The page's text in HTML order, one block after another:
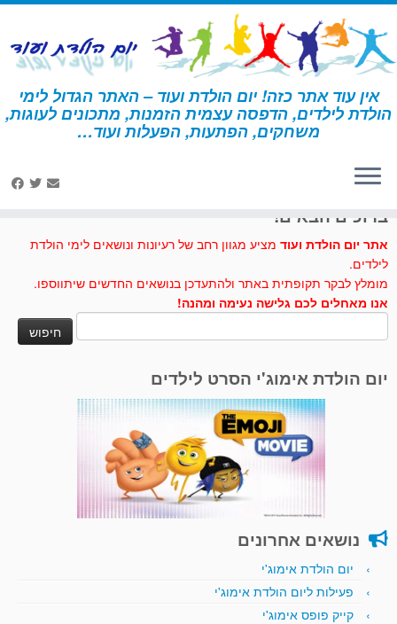
דלג
לתוכן
אין עוד אתר כזה! יום הולדת ועוד – האתר הגדול לימי
הולדת לילדים, הדפסה עצמית הזמנות, מתכונים לעוגות,
משחקים, הפתעות, הפעלות ועוד… דף הבית » עוגיות שיבולת שועל
ברוכים הבאים!
אתר יום הולדת ועוד מציע מגוון רחב של רעיונות ונושאים לימי הולדת
לילדים.
מומלץ לבקר תקופתית באתר ולהתעדכן בנושאים החדשים שיתווספו.
אנו מאחלים לכם גלישה נעימה ומהנה!
יום הולדת אימוג'י הסרט לילדים
נושאים אחרונים
יום הולדת אימוג'י
פעילות ליום הולדת אימוג'י
קייק פופס אימוג'י